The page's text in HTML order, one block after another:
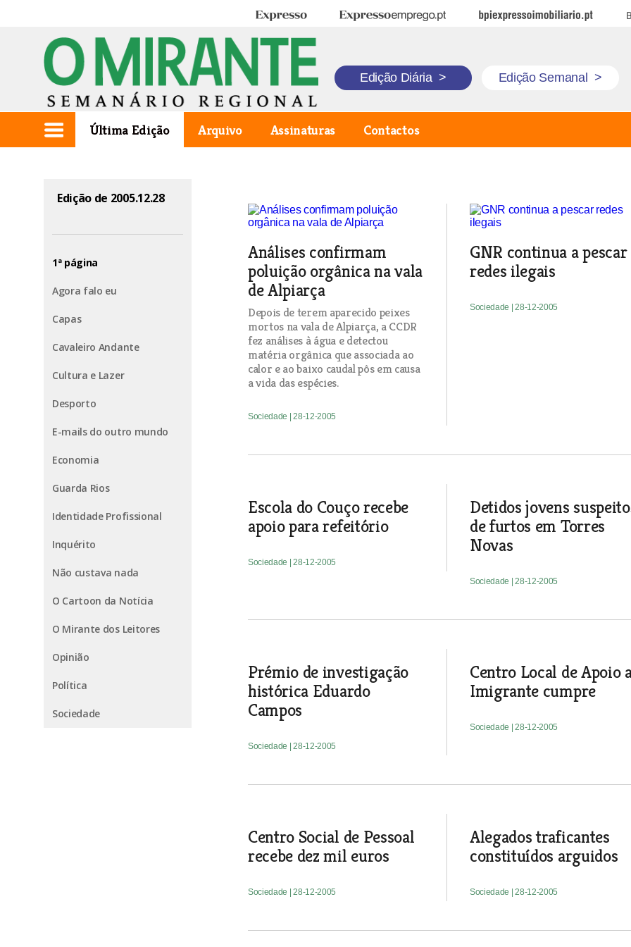
Expresso Expresso Emprego BPI Expresso Imobiliário
Edição Diária > Edição Semanal >
Última Edição Arquivo Assinaturas Contactos
Edição de 2005.12.28
1ª página
Agora falo eu
Capas
Cavaleiro Andante
Cultura e Lazer
Desporto
E-mails do outro mundo
Economia
Guarda Rios
Identidade Profissional
Inquérito
Não custava nada
O Cartoon da Notícia
O Mirante dos Leitores
Opinião
Política
Sociedade
Análises confirmam
poluição orgânica na vala
de Alpiarça
Depois de terem aparecido peixes
mortos na vala de Alpiarça, a CCDR
fez análises à água e detectou
matéria orgânica que associada ao
calor e ao baixo caudal pôs em causa
a vida das espécies.
Sociedade | 28-12-2005
GNR continua a pescar
redes ilegais
Sociedade | 28-12-2005
Escola do Couço recebe
apoio para refeitório
Sociedade | 28-12-2005
Detidos jovens
de furtos em Torres
Novas
Sociedade | 28-12-2005
Prémio de investigação
histórica Eduardo
Campos
Sociedade | 28-12-2005
Centro Local de Apoio
Imigrante cumpre
Sociedade | 28-12-2005
Centro Social de Pessoal
recebe dez mil euros
Sociedade | 28-12-2005
Alegados traficantes
constituídos arguidos
Sociedade | 28-12-2005